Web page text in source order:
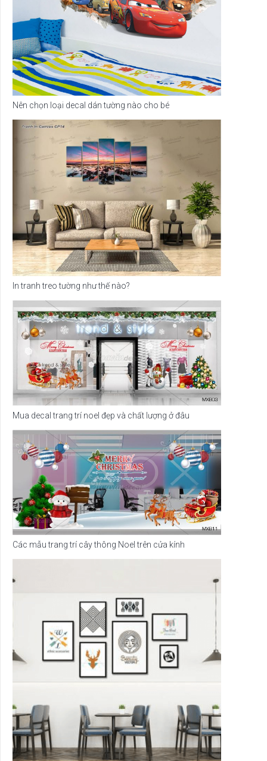
Nên chọn loại decal dán tường nào cho bé
In tranh treo tường như thế nào?
Mua decal trang trí noel đẹp và chất lượng ở đâu
Các mẫu trang trí cây thông Noel trên cửa kính